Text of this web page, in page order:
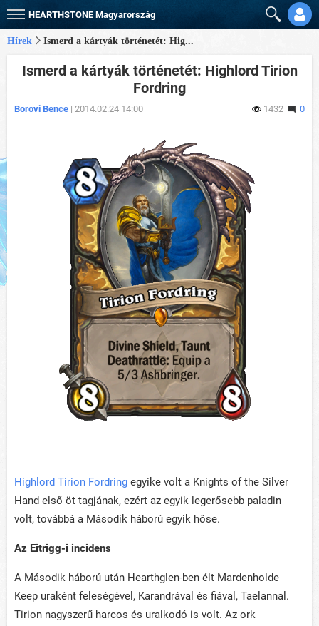
HEARTHSTONE Magyarország
Hírek Ismerd a kártyák történetét: Hig...
Ismerd a kártyák történetét: Highlord Tirion
Fordring
Borovi Bence | 2014.02.24 14:00 1432 0
Highlord Tirion Fordring egyike volt a Knights of the Silver
Hand első öt tagjának, ezért az egyik legerősebb paladin
volt, továbbá a Második háború egyik hőse.
Az Eitrigg-i incidens
A Második háború után Hearthglen-ben élt Mardenholde
Keep uraként feleségével, Karandrával és fiával, Taelannal.
Tirion nagyszerű harcos és uralkodó is volt. Az ork